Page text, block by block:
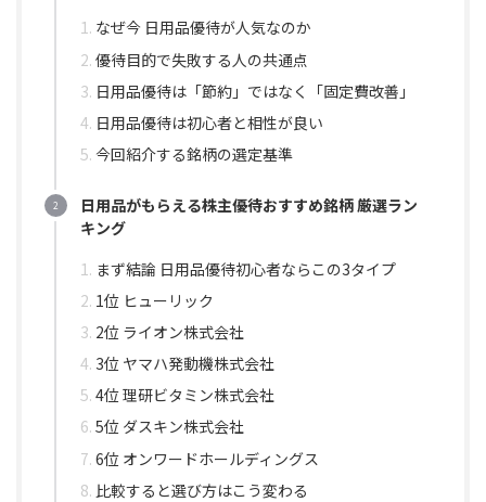
なぜ今 日用品優待が人気なのか
優待目的で失敗する人の共通点
日用品優待は「節約」ではなく「固定費改善」
日用品優待は初心者と相性が良い
今回紹介する銘柄の選定基準
日用品がもらえる株主優待おすすめ銘柄 厳選ラン
キング
まず結論 日用品優待初心者ならこの3タイプ
1位 ヒューリック
2位 ライオン株式会社
3位 ヤマハ発動機株式会社
4位 理研ビタミン株式会社
5位 ダスキン株式会社
6位 オンワードホールディングス
比較すると選び方はこう変わる